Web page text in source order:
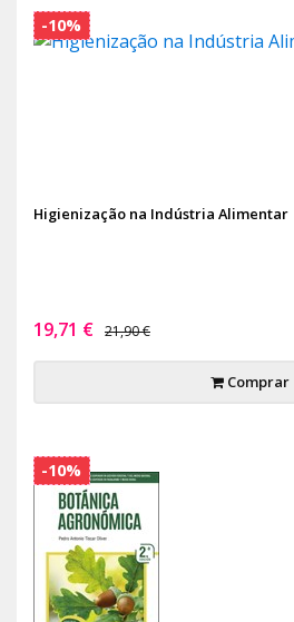
Higienização na Indústria Alimentar
19,71 € 21,90 €
Comprar
-10%
-10%